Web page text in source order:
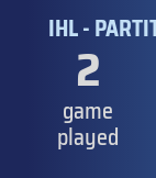
IHL -
2
game
played